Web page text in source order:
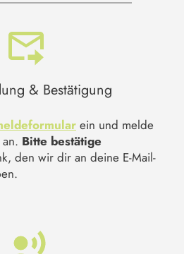
& Bestätigung
ein und melde
Bitte bestätige
den wir dir an deine E-Mail-